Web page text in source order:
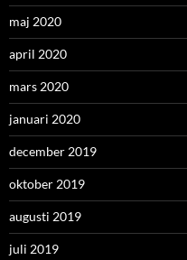
maj 2020
april 2020
mars 2020
januari 2020
december 2019
oktober 2019
augusti 2019
juli 2019